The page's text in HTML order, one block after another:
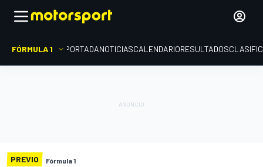
FÓRMULA 1 PORTADANOTICIASCALENDARIORESULTADOS
PREVIO Fórmula 1